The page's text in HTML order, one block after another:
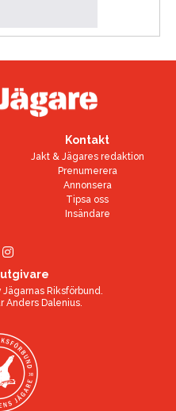
Kontakt
Jakt & Jägares redaktion
Prenumerera
Annonsera
Tipsa oss
Insändare
Jägarnas Riksförbund.
Anders Dalenius.